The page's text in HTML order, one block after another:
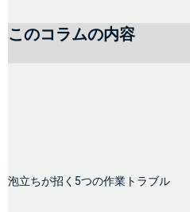
このコラムの内容
泡立ちが招く5つの作業トラブル